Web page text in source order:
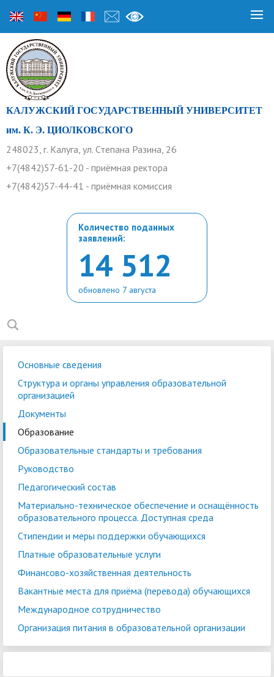
КАЛУЖСКИЙ ГОСУДАРСТВЕННЫЙ УНИВЕРСИТЕТ
им. К. Э. ЦИОЛКОВСКОГО
248023, г. Калуга, ул. Степана Разина, 26
+7(4842)57-61-20 - приёмная ректора
+7(4842)57-44-41 - приёмная комиссия
Количество поданных
заявлений:
14 512
обновлено 7 августа
Основные сведения
Структура и органы управления образовательной
организацией
Документы
Образование
Образовательные стандарты и требования
Руководство
Педагогический состав
Материально-техническое обеспечение и оснащённость
образовательного процесса. Доступная среда
Стипендии и меры поддержки обучающихся
Платные образовательные услуги
Финансово-хозяйственная деятельность
Вакантные места для приёма (перевода) обучающихся
Международное сотрудничество
Организация питания в образовательной организации